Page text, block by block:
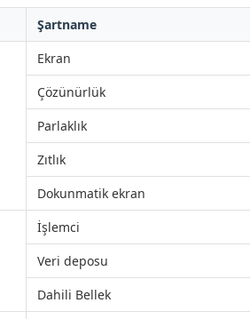
Şartname
Ekran
Çözünürlük
Parlaklık
Zıtlık
Dokunmatik ekran
İşlemci
Veri deposu
Dahili Bellek